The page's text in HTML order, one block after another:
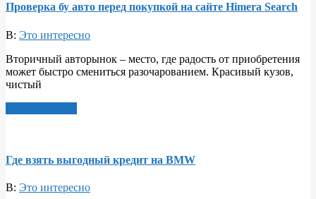
Проверка бу авто перед покупкой на сайте Himera Search
В: Это интересно
Вторичный авторынок – место, где радость от приобретения
может быстро смениться разочарованием. Красивый кузов,
чистый
Где взять выгодный кредит на BMW
В: Это интересно